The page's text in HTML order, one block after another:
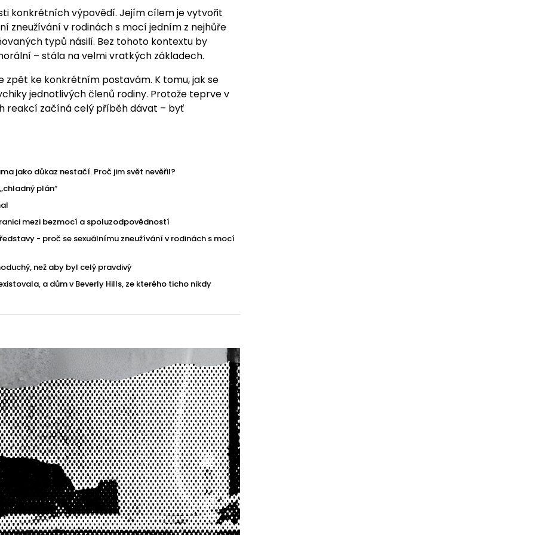
konkrétních výpovědí. Jejím cílem je vytvořit
zneužívání v rodinách s mocí jedním z nejhůře
typů násilí. Bez tohoto kontextu by
– stála na velmi vratkých základech.
ke konkrétním postavám. K tomu, jak se
jednotlivých členů rodiny. Protože teprve v
reakcí začíná celý příběh dávat – byť
jako důkaz nestačí. Proč jim svět nevěřil?
plán“
mezi bezmocí a spoluzodpovědností
- proč se sexuálnímu zneužívání v rodinách s mocí
než aby byl celý pravdivý
a dům v Beverly Hills, ze kterého ticho nikdy